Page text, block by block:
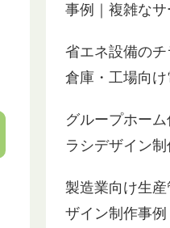
事例｜複雑なサ
省エネ設備のチ
倉庫・工場向
グループホー
ラシデザイン制
製造業向け生
ザイン制作事